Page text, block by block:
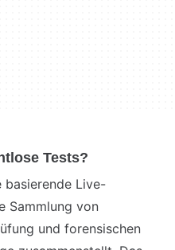
Tests?
basierende Live-
Sammlung von
und forensischen